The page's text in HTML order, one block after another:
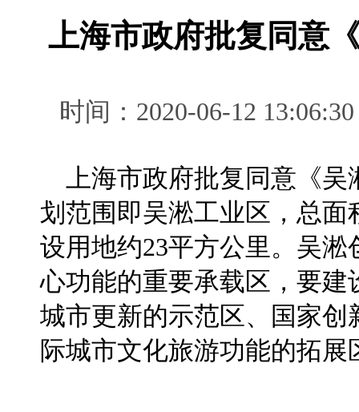
上海市政府批复同意
时间：2020-06-12
上海市政府批复同意《吴
划范围即吴淞工业区，总
设用地约23平方公里。吴
心功能的重要承载区，要
城市更新的示范区、国家
际城市文化旅游功能的拓展